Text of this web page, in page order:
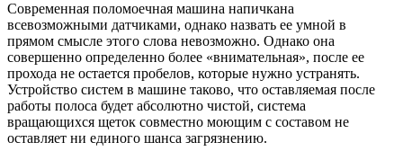
Современная поломоечная машина напичкана
всевозможными датчиками, однако назвать ее умной в
прямом смысле этого слова невозможно. Однако она
совершенно определенно более «внимательная», после ее
прохода не остается пробелов, которые нужно устранять.
Устройство систем в машине таково, что оставляемая после
работы полоса будет абсолютно чистой, система
вращающихся щеток совместно моющим с составом не
оставляет ни единого шанса загрязнению.